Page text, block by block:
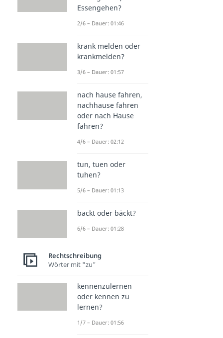
Essengehen?
2/6 – Dauer: 01:46
krank melden oder
krankmelden?
3/6 – Dauer: 01:57
nach hause fahren,
nachhause fahren
oder nach Hause
fahren?
4/6 – Dauer: 02:12
tun, tuen oder
tuhen?
5/6 – Dauer: 01:13
backt oder bäckt?
6/6 – Dauer: 01:28
Rechtschreibung
Wörter mit "zu"
kennenzulernen
oder kennen zu
lernen?
1/7 – Dauer: 01:56